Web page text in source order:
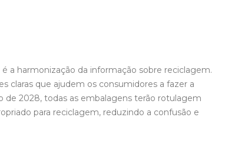
a harmonização da informação sobre reciclagem.
claras que ajudem os consumidores a fazer a
de 2028, todas as embalagens terão rotulagem
para reciclagem, reduzindo a confusão e